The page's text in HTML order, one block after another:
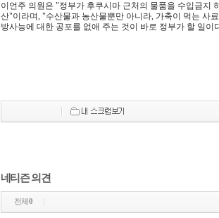
이언주 의원은 "정부가 후쿠시마 근처의 물품을 수입금지
산"이라며, "수산물과 농산물뿐만 아니라, 가축이 먹는 사
방사능에 대한 공포를 없애 주는 것이 바로 정부가 할 일이
네티즌 의견
전체0